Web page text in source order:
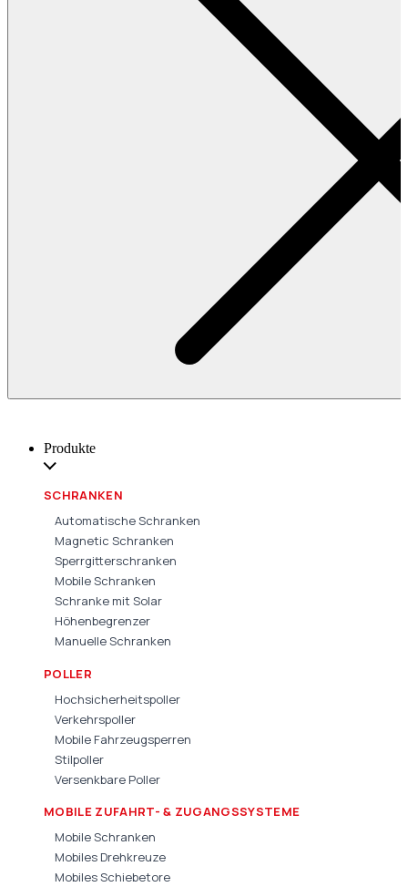
Produkte
SCHRANKEN
Automatische Schranken
Magnetic Schranken
Sperrgitterschranken
Mobile Schranken
Schranke mit Solar
Höhenbegrenzer
Manuelle Schranken
POLLER
Hochsicherheitspoller
Verkehrspoller
Mobile Fahrzeugsperren
Stilpoller
Versenkbare Poller
MOBILE ZUFAHRT- & ZUGANGSSYSTEME
Mobile Schranken
Mobiles Drehkreuze
Mobiles Schiebetore